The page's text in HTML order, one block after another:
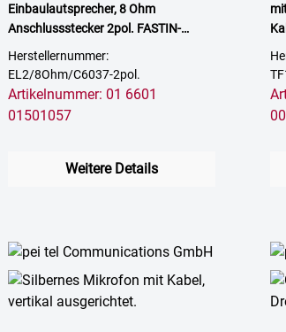
Einbaulautsprecher, 8 Ohm
Anschlussstecker 2pol. FASTIN-
FASTON
Herstellernummer:
EL2/8Ohm/C6037-2pol.
Artikelnummer: 01 6601
01501057
Weitere Details